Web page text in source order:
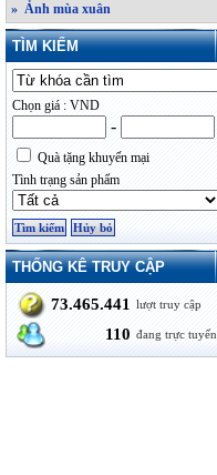
» Ảnh mùa xuân
TÌM KIẾM
Chọn giá : VND
-
Quà tặng khuyến mại
Tình trạng sản phẩm
THỐNG KÊ TRUY CẬP
73.465.441 lượt truy cập
110 đang trực tuyến